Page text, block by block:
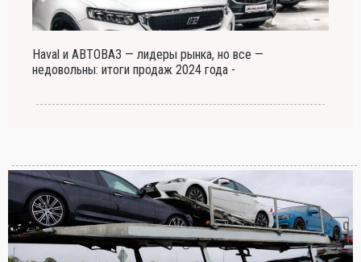
Haval и АВТОВАЗ — лидеры рынка, но все —
недовольны: итоги продаж 2024 года -